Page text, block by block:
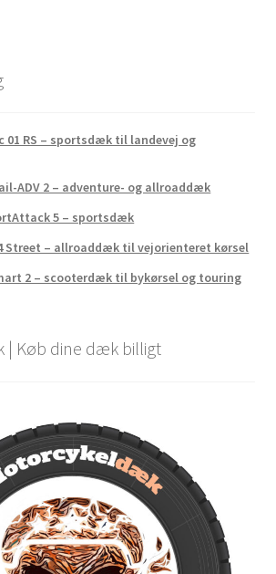
01 RS – sportsdæk til landevej og
ADV 2 – adventure- og allroaddæk
5 – sportsdæk
Street – allroaddæk til vejorienteret kørsel
2 – scooterdæk til bykørsel og touring
| Køb dine dæk billigt